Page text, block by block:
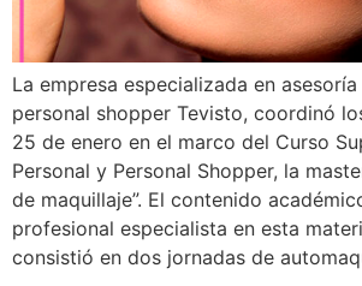
La empresa especializada en
personal shopper Tevisto, coordinó
25 de enero en el marco del Curso
Personal y Personal Shopper, la
de maquillaje”. El contenido
profesional especialista en esta
consistió en dos jornadas de